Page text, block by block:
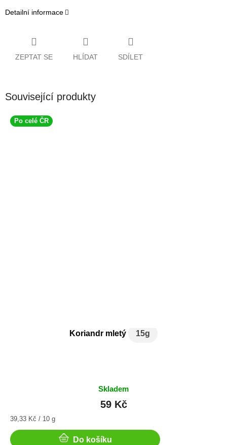
Detailní informace
ZEPTAT SE HLÍDAT SDÍLET
Související produkty
Po celé ČR
Koriandr mletý 15g
Skladem
59 Kč
Měrná
39,33 Kč / 10 g
Do košíku